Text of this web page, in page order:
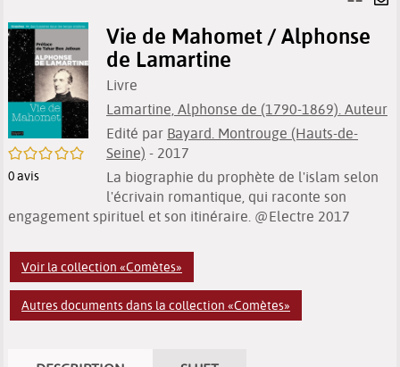
/5
0avis
Vie de Mahomet / Alphonse
de Lamartine
Livre
Lamartine, Alphonse de (1790-1869). Auteur
Edité par Bayard. Montrouge (Hauts-de-
Seine) - 2017
La biographie du prophète de l'islam selon
l'écrivain romantique, qui raconte son
engagement spirituel et son itinéraire. @Electre 2017
Voir la collection «Comètes»
Autres documents dans la collection «Comètes»